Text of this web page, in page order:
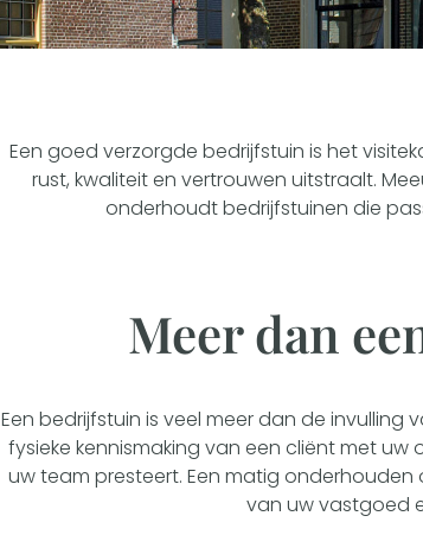
Een goed verzorgde bedrijfstuin is het
rust, kwaliteit en vertrouwen uitstraalt.
onderhoudt bedrijfstuinen die
Meer dan
Een bedrijfstuin is veel meer dan de invulling
fysieke kennismaking van een cliënt met
uw team presteert. Een matig
van uw vastgoed